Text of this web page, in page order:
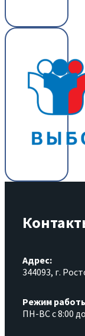
Адрес:
344093, г.
Режим
ПН-ВС с 8:00